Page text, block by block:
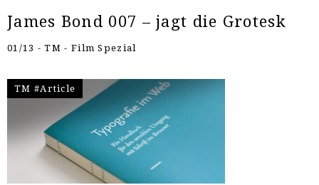
James Bond 007 – jagt die Grotesk
01/13 - TM - Film Spezial
TM #Article